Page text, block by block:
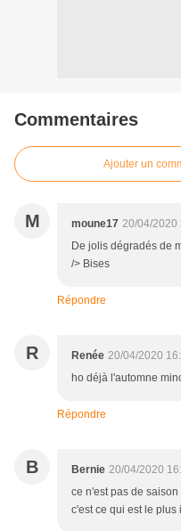
Commentaires
Ajouter un
M moune17 20/04/2020
De jolis dégradés de
/> Bises
Répondre
R Renée 20/04/2020
ho déjà l'automne
Répondre
B Bernie 20/04/2020
ce n'est pas de
c'est ce qui est le plus